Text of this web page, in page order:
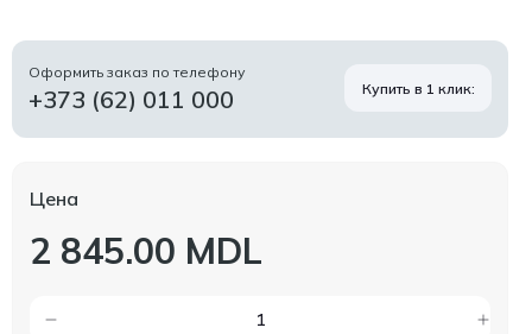
Оформить заказ по телефону
+373 (62) 011 000 Купить в 1 клик:
Цена
2 845.00 MDL